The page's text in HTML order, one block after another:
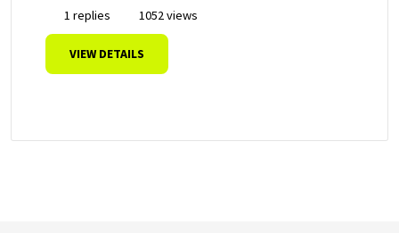
1 replies
1052 views
VIEW DETAILS